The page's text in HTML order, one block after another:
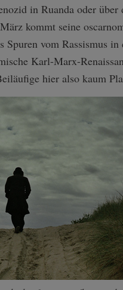
in Ruanda oder über
kommt seine
vom Rassismus
Karl-Marx-
hier also kaum